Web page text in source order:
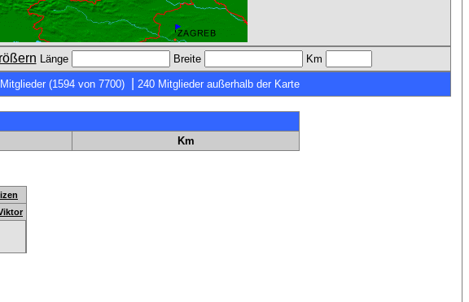
Länge Breite Km
(1594 von 7700) 240 Mitglieder außerhalb der Karte
Km